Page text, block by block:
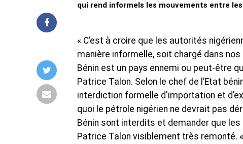
qui rend informels les mouvements entre les
« C’est à croire que les autorités
manière informelle, soit chargé dans
Bénin est un pays ennemi ou peut-être
Patrice Talon. Selon le chef de l’Etat
interdiction formelle d'importation et
quoi le pétrole nigérien ne devrait pas
Bénin sont interdits et demander que
Patrice Talon visiblement très remonté.